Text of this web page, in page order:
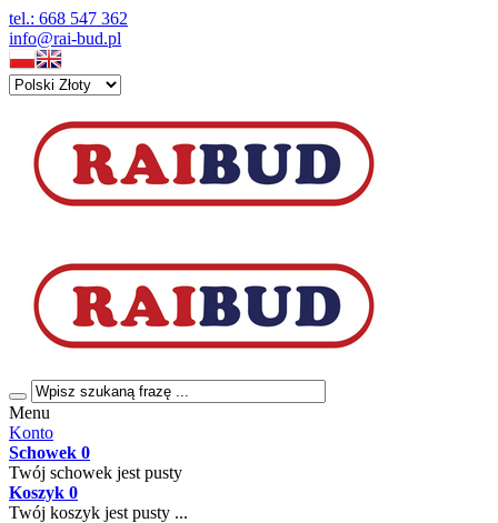
tel.: 668 547 362
info@rai-bud.pl
Menu
Konto
Schowek 0
Twój schowek jest pusty
Koszyk 0
Twój koszyk jest pusty ...